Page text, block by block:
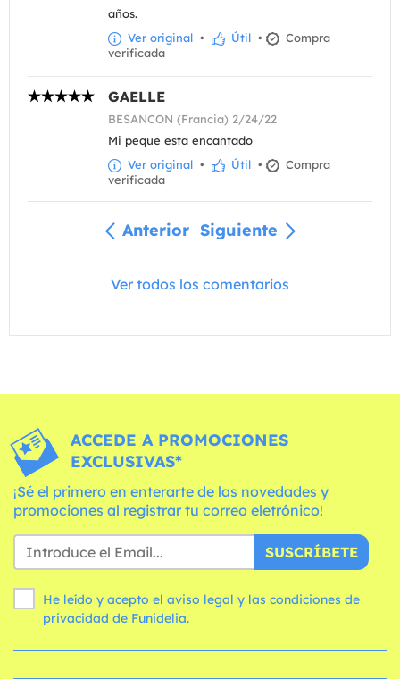
años.
Ver original • Útil •
Compra
verificada
GAELLE
BESANCON (Francia) 2/24/22
Mi peque esta encantado
Ver original • Útil •
Compra
verificada
Anterior Siguiente
Ver todos los comentarios
ACCEDE A PROMOCIONES
EXCLUSIVAS*
¡Sé el primero en enterarte de las novedades y
promociones al registrar tu correo eletrónico!
SUSCRÍBETE
He leído y acepto el aviso legal y las condiciones
privacidad de Funidelia.